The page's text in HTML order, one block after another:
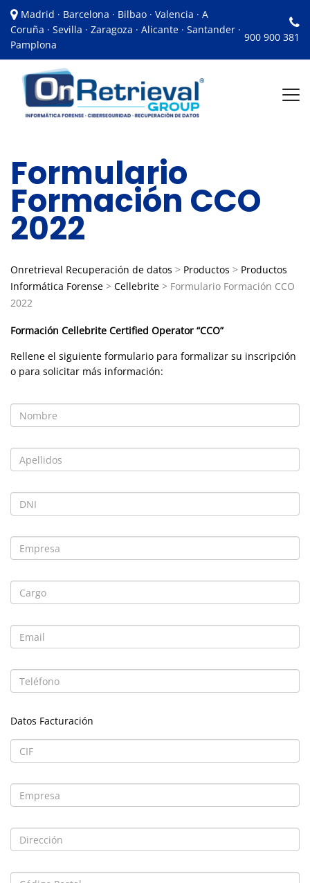
Madrid · Barcelona · Bilbao · Valencia · A
Coruña · Sevilla · Zaragoza · Alicante · Santander ·
Pamplona
900 900 381
Formulario
Formación CCO
2022
Onretrieval Recuperación de datos > Productos > Productos
Informática Forense > Cellebrite > Formulario Formación CCO
2022
Formación Cellebrite Certified Operator “CCO”
Rellene el siguiente formulario para formalizar su inscripción
o para solicitar más información:
Datos Facturación